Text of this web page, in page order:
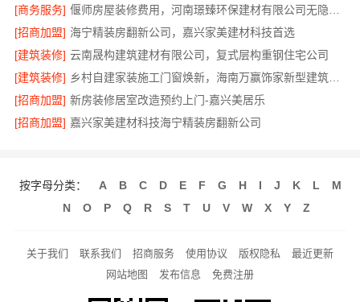
[商务服务]
[招商加盟] 海宁精装房翻新公司，嘉兴家美建材科技首选
[建筑装修] 云南晟构建筑建材有限公司，复式层构重钢住宅公司
[建筑装修]
乡村自建家装施工门窗焕新，海南万赢饰家新型建筑材料有限公司
[招商加盟] 新房装修居室改造预约上门-嘉兴美居乐
[招商加盟] 嘉兴家美建材科技海宁精装房翻新公司
按字母分类： A B C D E F G H I J K L
M
N
O P Q R S T U V W X Y Z
关于我们 联系我们 招商服务 使用协议 版权隐私
最近更新
网站地图
发布信息 免费注册